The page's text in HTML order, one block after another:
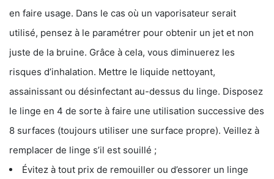
en faire usage. Dans le cas où un vaporisateur serait
utilisé, pensez à le paramétrer pour obtenir un jet et non
juste de la bruine. Grâce à cela, vous diminuerez les
risques d’inhalation. Mettre le liquide nettoyant,
assainissant ou désinfectant au-dessus du linge. Disposez
le linge en 4 de sorte à faire une utilisation successive des
8 surfaces (toujours utiliser une surface propre). Veillez à
remplacer de linge s’il est souillé ;
Évitez à tout prix de remouiller ou d’essorer un linge